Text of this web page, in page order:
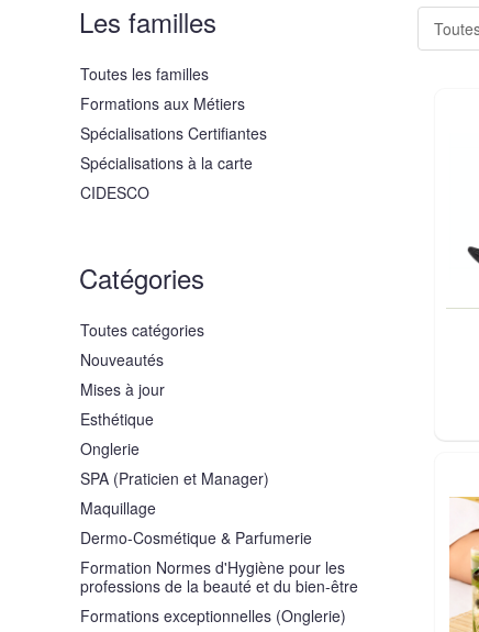
Les familles
Toutes les familles
Formations aux Métiers
Spécialisations Certifiantes
Spécialisations à la carte
CIDESCO
Catégories
Toutes catégories
Nouveautés
Mises à jour
Esthétique
Onglerie
SPA (Praticien et Manager)
Maquillage
Dermo-Cosmétique & Parfumerie
Formation Normes d'Hygiène pour les
professions de la beauté et du bien-être
Formations exceptionnelles (Onglerie)